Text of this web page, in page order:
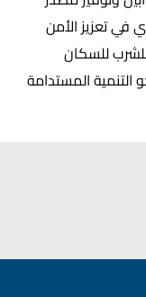
في تعزيز الأمن
للشرب للسكان
المستدامة